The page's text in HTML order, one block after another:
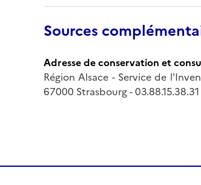
Sources
Adresse de conservation et
Région Alsace - Service de
67000 Strasbourg - 03.88.15.38.31